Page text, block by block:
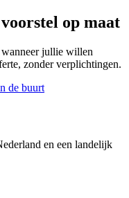
op maat
wanneer jullie willen
zonder verplichtingen.
de buurt
en een landelijk